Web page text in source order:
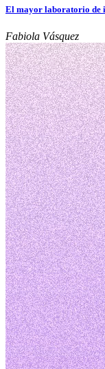
El mayor laboratorio de
Fabiola Vásquez